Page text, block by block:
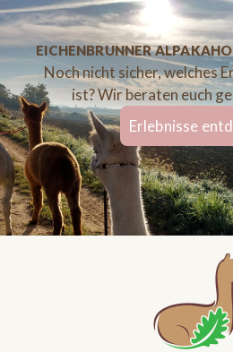
EICHENBRUNNER
Noch nicht sicher, welches
ist? Wir beraten euch
Erlebnisse